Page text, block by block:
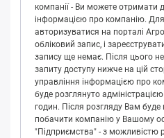
компанії - Ви можете отримати
інформацією про компанію.
авторизуватися на порталі
обліковий запис, і
запису ще немає. Після цього
запиту доступу нижче на цій
управління інформацією про
буде розглянуто
годин. Після розгляду Вам
побачити компанію у Вашому
"Підприємства" - з можливістю